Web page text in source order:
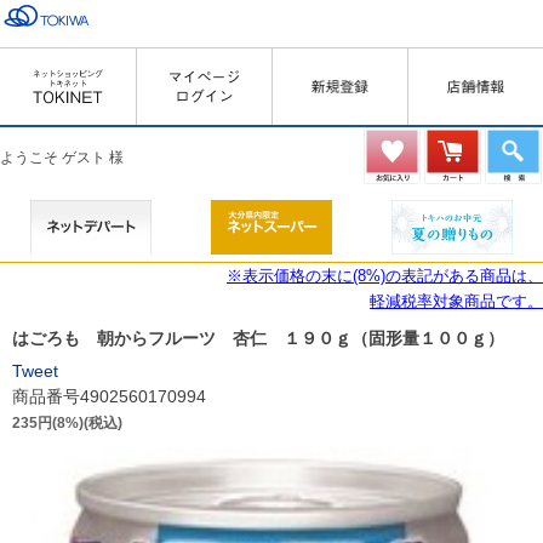
ようこそ ゲスト 様
※表示価格の末に(8%)の表記がある商品は、
軽減税率対象商品です。
はごろも 朝からフルーツ 杏仁 １９０ｇ（固形量１００ｇ）
Tweet
商品番号4902560170994
235円(8%)(税込)